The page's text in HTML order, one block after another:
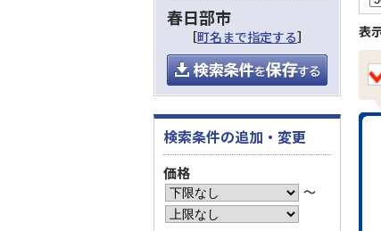
表
春日部市
［町名まで指定する］
検索条件の追加・変更
価格
〜